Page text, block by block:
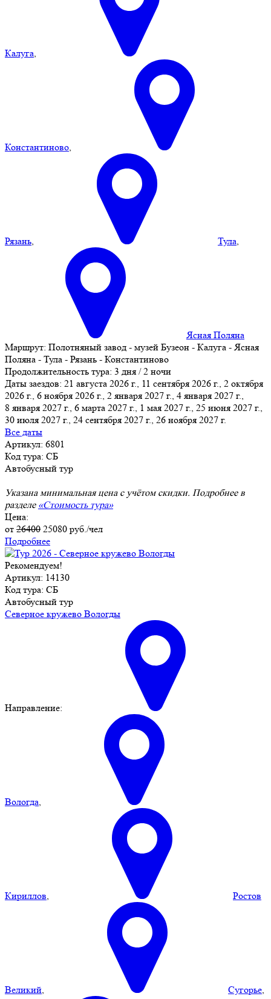
Калуга
Константиново
Рязань Тула
Ясная Поляна
Маршрут: Полотняный завод - музей Бузеон - Калуга - Ясная
Поляна - Тула - Рязань - Константиново
Продолжительность тура: 3 дня / 2 ночи
Даты заездов: 21 августа 2026 г., 11 сентября 2026 г., 2 октября
2026 г., 6 ноября 2026 г., 2 января 2027 г., 4 января 2027 г.,
8 января 2027 г. , 6 марта 2027 г., 1 мая 2027 г., 25 июня 2027 г.,
30 июля 2027 г., 24 сентября 2027 г., 26 ноября 2027 г.
Все даты
Артикул: 6801
Код тура: СБ
Автобусный тур
Указана минимальная цена с учётом скидки. Подробнее в
разделе «Стоимость тура»
Цена:
от 26400 25080 руб./чел
Подробнее
Рекомендуем!
Артикул: 14130
Код тура: СБ
Автобусный тур
Северное кружево Вологды
Направление:
Вологда
Кириллов Ростов
Великий Сугорье